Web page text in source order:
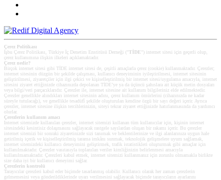
Çerez Politikası
İşbu Çerez Politikası, Türkiye İç Denetim Enstitüsü Derneği (" TİDE ") internet sitesi için geçerli olup,
çerez kullanımına ilişkin ilkeleri açıklamaktadır.
Çerez nedir?
Birçok internet sitesi gibi TİDE internet sitesi de, çeşitli amaçlarla çerez (cookie) kullanmaktadır. Çerezler;
internet sitesinin düzgün bir şekilde çalışması, kullanıcı deneyiminin iyileştirilmesi, internet sitesinin
geliştirilmesi, ziyaretçiler için ilgi çekici ve kişiselleştirilmiş bir internet sitesi/uygulama amacıyla, internet
sitesini ziyaret ettiğinizde cihazınızda depolanan TİDE’ye ya da üçüncü şahıslara ait küçük metin dosyaları
veya bilgi/veri parçacıklarıdır. Çerezler ile, internet sitesine ait kullanım bilgileriniz elde edilmektedir.
Çerezler genellikle alındıkları internet sitesinin adını, çerez kullanım ömürlerini (cihazınızda ne kadar
süreyle tutulacağı), ve genellikle tesadüfî şekilde oluşturulan kendine özgü bir sayı değeri içerir. Ayrıca
çerezler, internet sitesine ilişkin tercihlerinizin, siteyi tekrar ziyaret ettiğinizde hatırlanmasında da yardımcı
olurlar.
Çerezlerin kullanım amacı
Internet sitemizde kullanılan çerezler, internet sitemizi kullanan tüm kullanıcılar için, kişinin internet
sitesindeki kesintisiz dolaşmasını sağlayacak rastgele sayılardan oluşan bir rakamı içerir. Bu çerezler
internet sitemizi bir sonraki ziyaretinizde sizi tanımak ve beklentilerinize ve ilgi alanlarınıza uygun hale
getirilmiş içerik ve kişiselleştirilmiş tarama imkânı sunmak, teknolojik gelişmelere uyum sağlamak,
internet sitemizdeki kullanıcı deneyimini geliştirmek, trafik istatistikleri oluşturmak gibi amaçlar için
kullanılmaktadır. Çerezler vasıtasıyla toplanılan veriler kimliğinizin belirlenmesi amacıyla
kullanılmamaktadır. Çerezleri kabul etmek, internet sitemizi kullanmanız için zorunlu olmamakla birlikte
size daha iyi bir kullanıcı deneyimi sağlar.
Çerezlerin kontrolü
Tarayıcılar çerezleri kabul eder biçimde tasarlanmış olabilir. Kullanıcı olarak her zaman çerezlerin
gelmemesini veya gönderildiklerinde uyarı verilmesini sağlayacak biçimde tarayıcıların ayarlarını